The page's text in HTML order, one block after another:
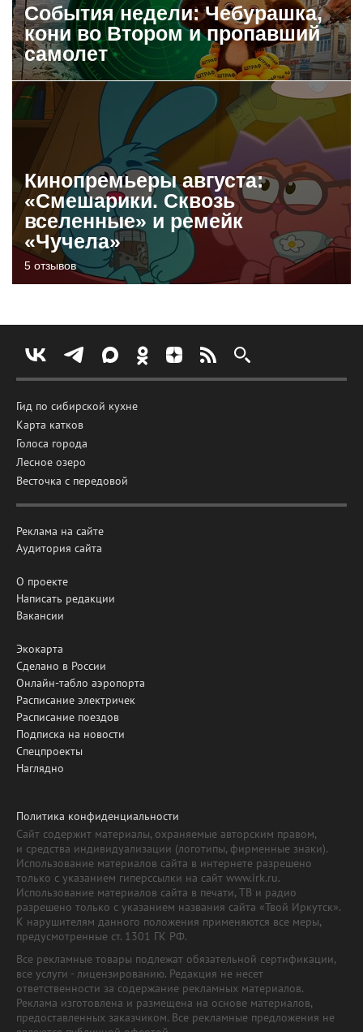
События недели: Чебурашка,
кони во Втором и пропавший
самолет
Кинопремьеры августа:
«Смешарики. Сквозь
вселенные» и ремейк
«Чучела»
5 отзывов
Гид по сибирской кухне
Карта катков
Голоса города
Лесное озеро
Весточка с передовой
Реклама на сайте
Аудитория сайта
О проекте
Написать редакции
Вакансии
Экокарта
Сделано в России
Онлайн-табло аэропорта
Расписание электричек
Расписание поездов
Подписка на новости
Спецпроекты
Наглядно
Политика конфиденциальности
Сайт содержит материалы, охраняемые авторским правом,
и средства индивидуализации (логотипы, фирменные знаки).
Использование материалов сайта в интернете разрешено
только с указанием гиперссылки на сайт www.irk.ru.
Использование материалов сайта в печати, ТВ и радио
разрешено только с указанием названия сайта «Твой Иркутск».
К нарушителям данного положения применяются все меры,
предусмотренные ст. 1301 ГК РФ.
Все рекламные товары подлежат обязательной сертификации,
все услуги - лицензированию. Редакция не несет
ответственности за содержание рекламных материалов.
Реклама изготовлена и размещена на основе материалов,
предоставленных заказчиком. Все рекламные предложения не